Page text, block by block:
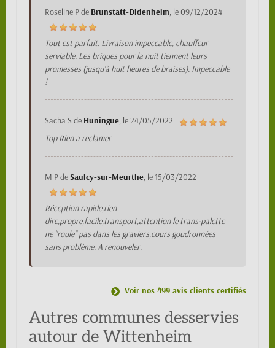
Roseline Pde Brunstatt-Didenheim, le09/12/2024
Tout est parfait. Livraison impeccable, chauffeur
serviable. Les briques pour la nuit tiennent leurs
promesses (jusqu'à huit heures de braises). Impeccable
!
Sacha Sde Huningue, le24/05/2022
Top Rien a reclamer
M PdeSaulcy-sur-Meurthe, le 15/03/2022
Réception rapide,rien
dire,propre,facile,transport,attention le trans-palette
ne "roule" pas dans les graviers,cours goudronnées
sans problème. A renouveler.
Voir nos 499 avis clients certifiés
Autres communes desservies
autour de Wittenheim